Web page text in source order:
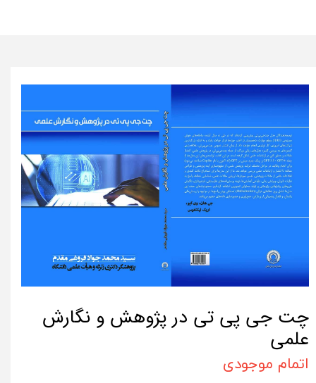
چت جی پی تی در پژوهش و نگارش
علمی
اتمام موجودی